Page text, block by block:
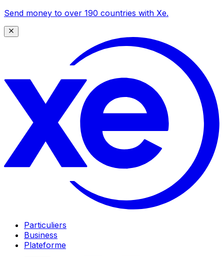
Send money to over 190 countries with Xe.
Particuliers
Business
Plateforme